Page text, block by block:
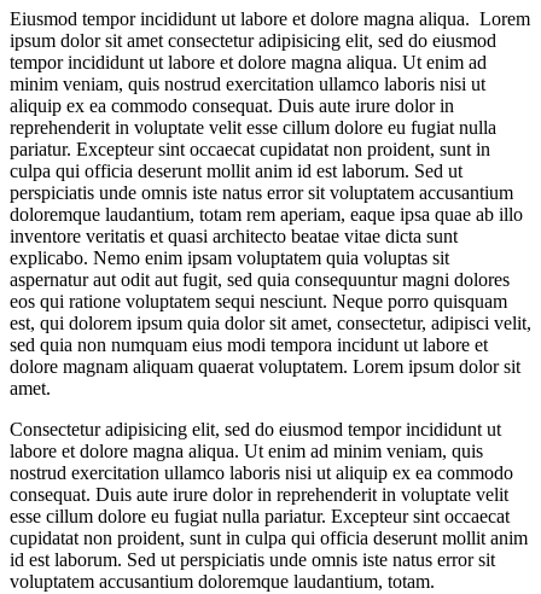
Eiusmod tempor incididunt ut labore et dolore magna aliqua. Lorem
ipsum dolor sit amet consectetur adipisicing elit, sed do eiusmod
tempor incididunt ut labore et dolore magna aliqua. Ut enim ad
minim veniam, quis nostrud exercitation ullamco laboris nisi ut
aliquip ex ea commodo consequat. Duis aute irure dolor in
reprehenderit in voluptate velit esse cillum dolore eu fugiat nulla
pariatur. Excepteur sint occaecat cupidatat non proident, sunt in
culpa qui officia deserunt mollit anim id est laborum. Sed ut
perspiciatis unde omnis iste natus error sit voluptatem accusantium
doloremque laudantium, totam rem aperiam, eaque ipsa quae ab illo
inventore veritatis et quasi architecto beatae vitae dicta sunt
explicabo. Nemo enim ipsam voluptatem quia voluptas sit
aspernatur aut odit aut fugit, sed quia consequuntur magni dolores
eos qui ratione voluptatem sequi nesciunt. Neque porro quisquam
est, qui dolorem ipsum quia dolor sit amet, consectetur, adipisci velit,
sed quia non numquam eius modi tempora incidunt ut labore et
dolore magnam aliquam quaerat voluptatem. Lorem ipsum dolor sit
amet.
Consectetur adipisicing elit, sed do eiusmod tempor incididunt ut
labore et dolore magna aliqua. Ut enim ad minim veniam, quis
nostrud exercitation ullamco laboris nisi ut aliquip ex ea commodo
consequat. Duis aute irure dolor in reprehenderit in voluptate velit
esse cillum dolore eu fugiat nulla pariatur. Excepteur sint occaecat
cupidatat non proident, sunt in culpa qui officia deserunt mollit anim
id est laborum. Sed ut perspiciatis unde omnis iste natus error sit
voluptatem accusantium doloremque laudantium, totam.